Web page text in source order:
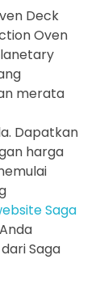
Deck
Oven
merata
Dapatkan
harga
Saga
Saga